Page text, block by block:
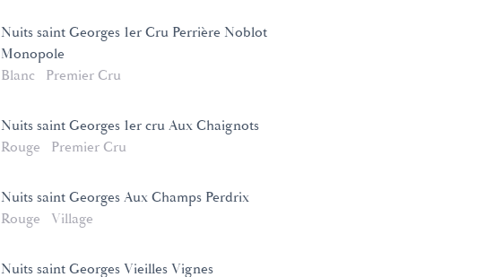
Nuits saint Georges 1er Cru Perrière Noblot
Monopole
Blanc
Premier Cru
Nuits saint Georges 1er cru Aux Chaignots
Rouge
Premier Cru
Nuits saint Georges Aux Champs Perdrix
Rouge
Village
Nuits saint Georges Vieilles Vignes